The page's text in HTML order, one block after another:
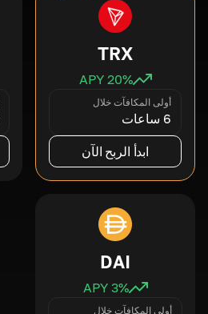
TRX
20% APY
أولى المكافآت خلال
6 ساعات
ابدأ الربح الآن
DAI
3% APY
أولى المكافآت خلال